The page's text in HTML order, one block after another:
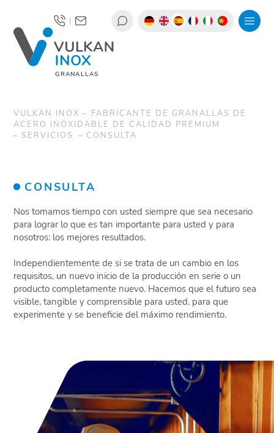
GRANALLAS
|
VULKAN INOX – FABRICANTE DE GRANALLAS DE
ACERO INOXIDABLE DE CALIDAD PREMIUM
SERVICIOS
CONSULTA
CONSULTA
Nos tomamos tiempo con usted siempre que sea necesario
para lograr lo que es tan importante para usted y para
nosotros: los mejores resultados.
Independientemente de si se trata de un cambio en los
requisitos, un nuevo inicio de la producción en serie o un
producto completamente nuevo. Hacemos que el futuro sea
visible, tangible y comprensible para usted, para que
experimente y se beneficie del máximo rendimiento.